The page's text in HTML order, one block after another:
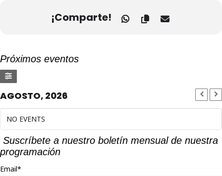
¡Comparte!
Próximos eventos
AGOSTO, 2026
NO EVENTS
Suscríbete a nuestro boletín mensual de nuestra
programación
Email*